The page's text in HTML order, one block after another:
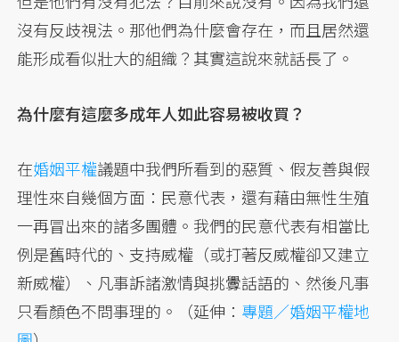
沒有反歧視法。那他們為什麼會存在，而且居然還
能形成看似壯大的組織？其實這說來就話長了。
為什麼有這麼多成年人如此容易被收買？
在婚姻平權議題中我們所看到的惡質、假友善與假
理性來自幾個方面：民意代表，還有藉由無性生殖
一再冒出來的諸多團體。我們的民意代表有相當比
例是舊時代的、支持威權（或打著反威權卻又建立
新威權）、凡事訴諸激情與挑釁話語的、然後凡事
只看顏色不問事理的。（延伸： 專題／婚姻平權地